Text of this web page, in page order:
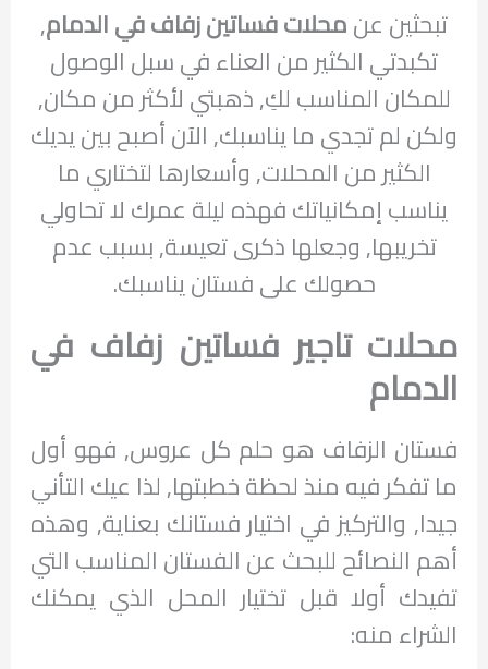
تبحثين عنمحلات فساتين زفاف في الدمام,
تكبدتي الكثير من العناء في سبل الوصول
للمكان المناسب لكِ, ذهبتي لأكثر من مكان,
ولكن لم تجدي ما يناسبك, الآن أصبح بين يديك
الكثير من المحلات, وأسعارها لتختاري ما
يناسب إمكانياتك فهذه ليلة عمرك لا تحاولي
تخريبها, وجعلها ذكرى تعيسة, بسبب عدم
حصولك على فستان يناسبك.
محلات تاجير فساتين زفاف في
الدمام
فستان الزفاف هو حلم كل عروس, فهو أول
ما تفكر فيه منذ لحظة خطبتها, لذا عيك التأني
جيدا, والتركيز في اختيار فستانك بعناية, وهذه
أهم النصائح للبحث عن الفستان المناسب التي
تفيدك أولا قبل تختيار المحل الذي يمكنك
الشراء منه: